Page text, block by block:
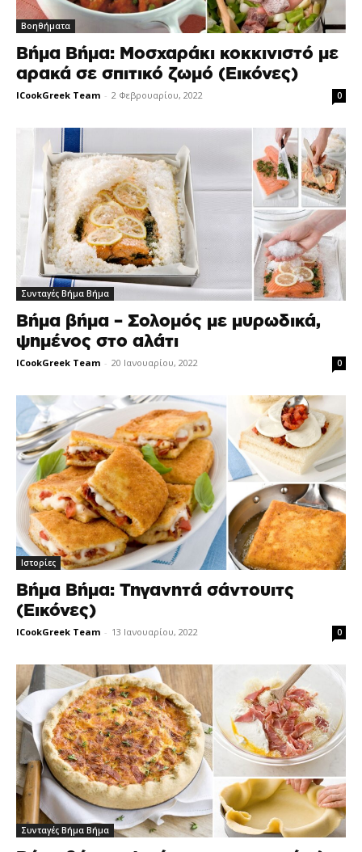
Βοηθήματα
Βήμα Βήμα: Μοσχαράκι κοκκινιστό με
αρακά σε σπιτικό ζωμό (Εικόνες)
ICookGreek Team - 2 Φεβρουαρίου, 2022 0
Συνταγές Βήμα Βήμα
Βήμα βήμα – Σολομός με μυρωδικά,
ψημένος στο αλάτι
ICookGreek Team - 20 Ιανουαρίου, 2022 0
Ιστορίες
Βήμα Βήμα: Τηγανητά σάντουιτς
(Εικόνες)
ICookGreek Team - 13 Ιανουαρίου, 2022 0
Συνταγές Βήμα Βήμα